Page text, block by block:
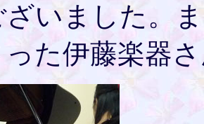
いました。
った伊藤楽器